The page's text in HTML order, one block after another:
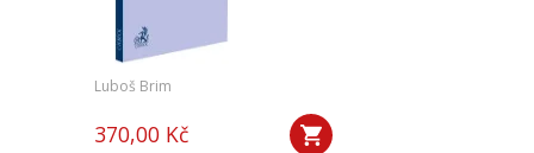
Luboš Brim
370,00 Kč